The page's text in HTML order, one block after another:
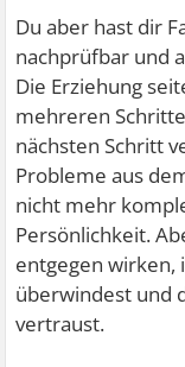
Du aber hast dir
nachprüfbar und
Die Erziehung
mehreren
nächsten Schritt
Probleme aus
nicht mehr
Persönlichkeit.
entgegen wirken,
überwindest und
vertraust.